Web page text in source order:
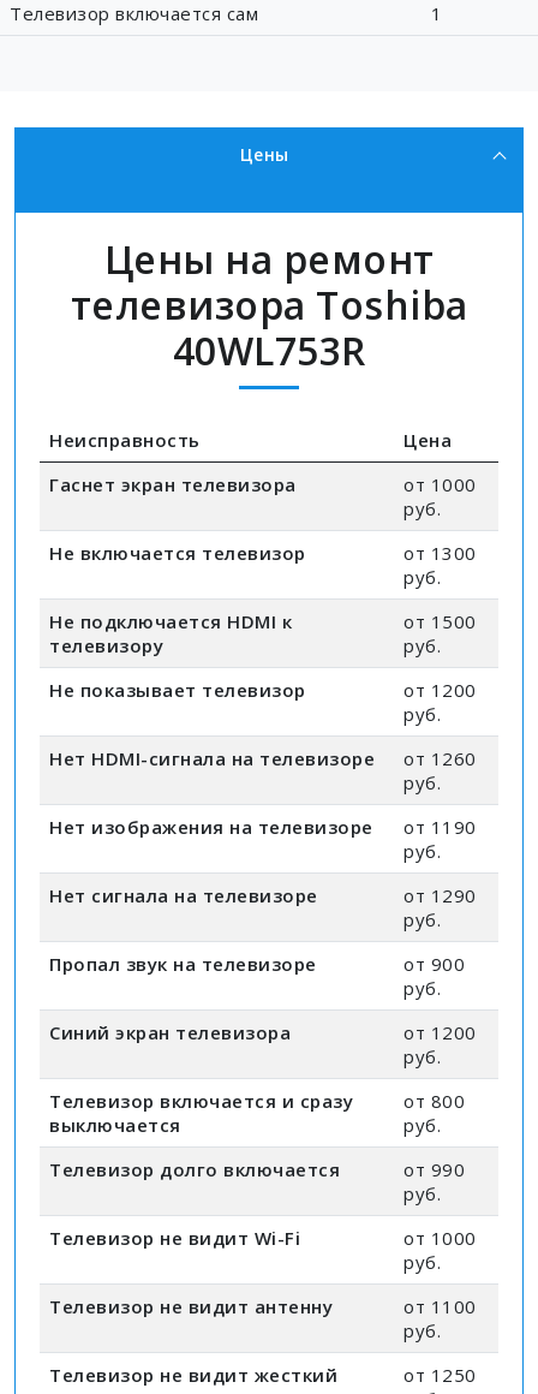
Телевизор включается сам
1
Цены
Цены на ремонт
телевизора Toshiba
40WL753R
Неисправность
Цена
Гаснет экран телевизора
от 1000
руб.
Не включается телевизор
от 1300
руб.
Не подключается HDMI к
телевизору
от 1500
руб.
Не показывает телевизор
от 1200
руб.
Нет HDMI-сигнала на телевизоре
от 1260
руб.
Нет изображения на телевизоре
от 1190
руб.
Нет сигнала на телевизоре
от 1290
руб.
Пропал звук на телевизоре
от 900
руб.
Синий экран телевизора
от 1200
руб.
Телевизор включается и сразу
выключается
от 800
руб.
Телевизор долго включается
от 990
руб.
Телевизор не видит Wi-Fi
от 1000
руб.
Телевизор не видит антенну
от 1100
руб.
Телевизор не видит жесткий
от 1250